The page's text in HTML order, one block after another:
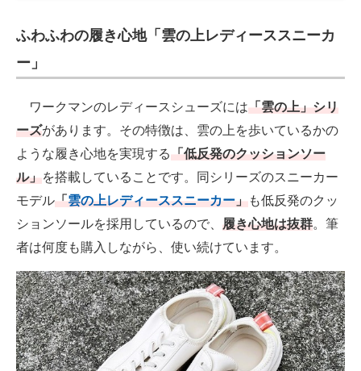
ふわふわの履き心地「雲の上レディーススニーカ
ー」
ワークマンのレディースシューズには「雲の上」シリ
ーズがあります。その特徴は、雲の上を歩いているかの
ような履き心地を実現する「低反発のクッションソー
ル」を搭載していることです。同シリーズのスニーカー
モデル「雲の上レディーススニーカー」も低反発のクッ
ションソールを採用しているので、 履き心地は抜群。筆
者は何度も購入しながら、使い続けています。